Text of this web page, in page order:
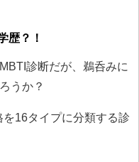
歴？！
診断だが、鵜呑みに
うか？
16タイプに分類する診